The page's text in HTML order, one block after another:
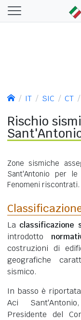
IT SIC CT
Rischio
Zone sismiche
Sant'Antonio per
Fenomeni
La classificazione
introdotto
costruzioni di
geografiche
sismico.
In basso è
Aci
Presidente del